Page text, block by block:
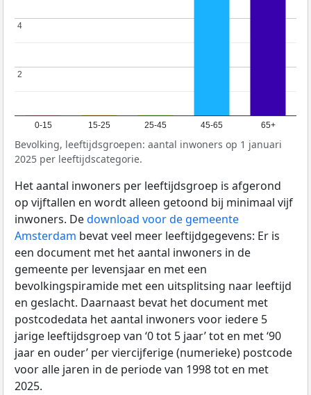
0-15 15-25 25-45 45-65 65+
2
2
4
4
Bevolking, leeftijdsgroepen: aantal inwoners op 1 januari
2025 per leeftijdscategorie.
Het aantal inwoners per leeftijdsgroep is afgerond
op vijftallen en wordt alleen getoond bij minimaal vijf
inwoners. Dedownload voor de gemeente
Amsterdam bevat veel meer leeftijdgegevens: Er is
een document met het aantal inwoners in de
gemeente per levensjaar en met een
bevolkingspiramide met een uitsplitsing naar leeftijd
en geslacht. Daarnaast bevat het document met
postcodedata het aantal inwoners voor iedere 5
jarige leeftijdsgroep van ‘0 tot 5 jaar’ tot en met ‘90
jaar en ouder’ per viercijferige (numerieke) postcode
voor alle jaren in de periode van 1998 tot en met
2025.